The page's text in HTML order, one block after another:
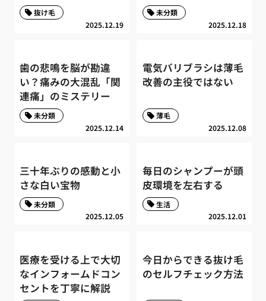
2025.12.19
抜け毛
2025.12.18
未分類
歯の悲鳴を脳が勘違
い？痛みの大混乱「関
連痛」のミステリー
2025.12.14
未分類
電気バリブラシは薄毛
改善の主役ではない
2025.12.08
薄毛
三十年ぶりの感動と小
さな白い宝物
2025.12.05
未分類
毎日のシャンプーが頭
皮環境を左右する
2025.12.01
生活
医療を受ける上で大切
なインフォームドコン
セントを丁寧に解説
今日からできる抜け毛
のセルフチェック方法